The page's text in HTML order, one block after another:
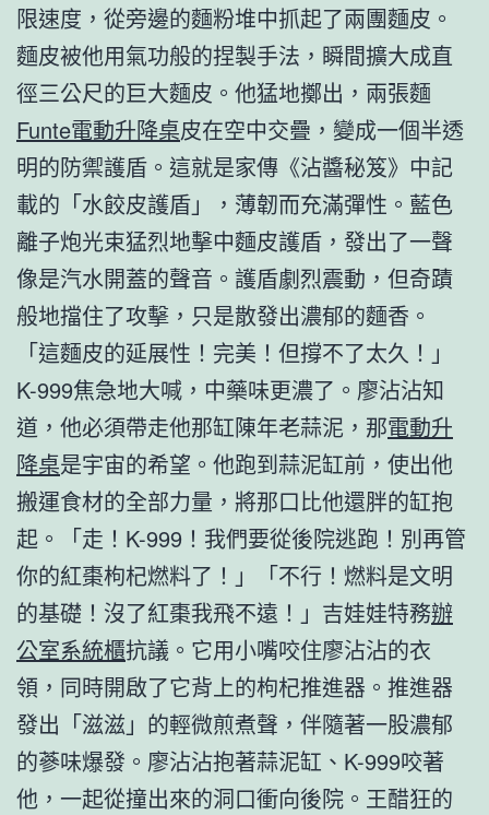
限速度，從旁邊的麵粉堆中抓起了兩團麵皮。
麵皮被他用氣功般的捏製手法，瞬間擴大成直
徑三公尺的巨大麵皮。他猛地擲出，兩張麵
Funte電動升降桌皮在空中交疊，變成一個半透
明的防禦護盾。這就是家傳《沾醬秘笈》中記
載的「水餃皮護盾」，薄韌而充滿彈性。藍色
離子炮光束猛烈地擊中麵皮護盾，發出了一聲
像是汽水開蓋的聲音。護盾劇烈震動，但奇蹟
般地擋住了攻擊，只是散發出濃郁的麵香。
「這麵皮的延展性！完美！但撐不了太久！」
K-999焦急地大喊，中藥味更濃了。廖沾沾知
道，他必須帶走他那缸陳年老蒜泥，那電動升
降桌是宇宙的希望。他跑到蒜泥缸前，使出他
搬運食材的全部力量，將那口比他還胖的缸抱
起。「走！K-999！我們要從後院逃跑！別再管
你的紅棗枸杞燃料了！」「不行！燃料是文明
的基礎！沒了紅棗我飛不遠！」吉娃娃特務辦
公室系統櫃抗議。它用小嘴咬住廖沾沾的衣
領，同時開啟了它背上的枸杞推進器。推進器
發出「滋滋」的輕微煎煮聲，伴隨著一股濃郁
的蔘味爆發。廖沾沾抱著蒜泥缸、K-999咬著
他，一起從撞出來的洞口衝向後院。王醋狂的